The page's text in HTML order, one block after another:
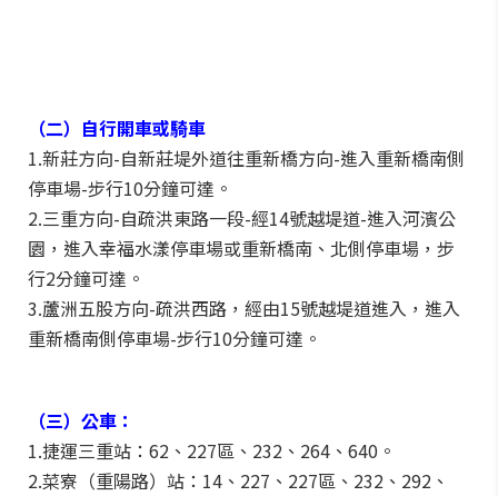
（二）自行開車或騎車
1.新莊方向-自新莊堤外道往重新橋方向-進入重新橋南側
停車場-步行10分鐘可達。
2.三重方向-自疏洪東路一段-經14號越堤道-進入河濱公
園，進入幸福水漾停車場或重新橋南、北側停車場，步
行2分鐘可達。
3.蘆洲五股方向-疏洪西路，經由15號越堤道進入，進入
重新橋南側停車場-步行10分鐘可達。
（三）公車：
1.捷運三重站：62、227區、232、264、640。
2.菜寮（重陽路）站：14、227、227區、232、292、